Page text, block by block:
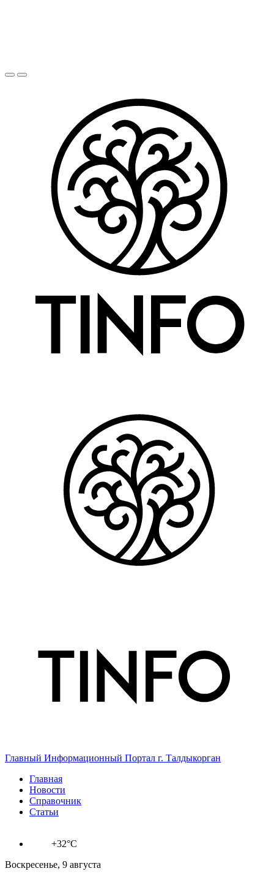
Главный Информационный Портал г. Талдыкорган
Главная
Новости
Справочник
Статьи
+32°C
Воскресенье, 9 августа